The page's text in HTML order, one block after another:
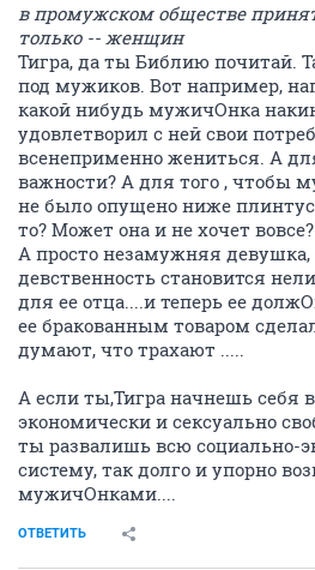
в промужском обществе
только -- женщин
Тигра, да ты Библию почитай.
под мужиков. Вот например,
какой нибудь мужичОнка
удовлетворил с ней свои
всенеприменно жениться. А
важности? А для того , чтобы
не было опущено ниже
то? Может она и не хочет вовсе?
А просто незамужняя девушка,
девственность становится
для ее отца....и теперь ее
ее бракованным товаром
думают, что трахают .....
А если ты,Тигра начнешь себя
экономически и сексуально
ты развалишь всю социально-
систему, так долго и упорно
мужичОнками....
ОТВЕТИТЬ